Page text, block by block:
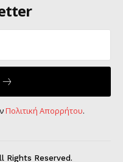
Πολιτική Απορρήτου.
Rights Reserved.